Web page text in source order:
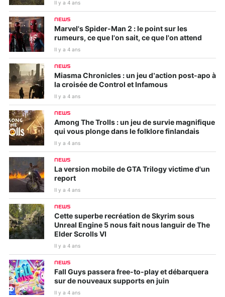
Il y a 4 ans
NEWS
Marvel's Spider-Man 2 : le point sur les
rumeurs, ce que l'on sait, ce que l'on attend
Il y a 4 ans
NEWS
Miasma Chronicles : un jeu d’action post-apo à
la croisée de Control et Infamous
Il y a 4 ans
NEWS
Among The Trolls : un jeu de survie magnifique
qui vous plonge dans le folklore finlandais
Il y a 4 ans
NEWS
La version mobile de GTA Trilogy victime d'un
report
Il y a 4 ans
NEWS
Cette superbe recréation de Skyrim sous
Unreal Engine 5 nous fait nous languir de The
Elder Scrolls VI
Il y a 4 ans
NEWS
Fall Guys passera free-to-play et débarquera
sur de nouveaux supports en juin
Il y a 4 ans